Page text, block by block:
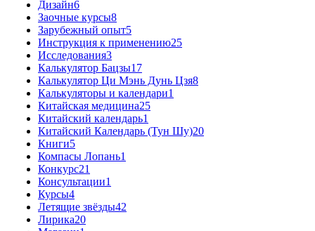
Дизайн6
Заочные курсы8
Зарубежный опыт5
Инструкция к применению25
Исследования3
Калькулятор Бацзы17
Калькулятор Ци Мэнь Дунь Цзя8
Калькуляторы и календари1
Китайская медицина25
Китайский календарь1
Китайский Календарь (Тун Шу)20
Книги5
Компасы Лопань1
Конкурс21
Консультации1
Курсы4
Летящие звёзды42
Лирика20